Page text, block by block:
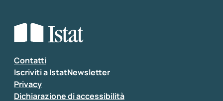
Seleziona la tipologia della segnalazione
Inserisci il tuo commento
Contatti
Iscriviti a IstatNewsletter
Privacy
Dichiarazione di accessibilità